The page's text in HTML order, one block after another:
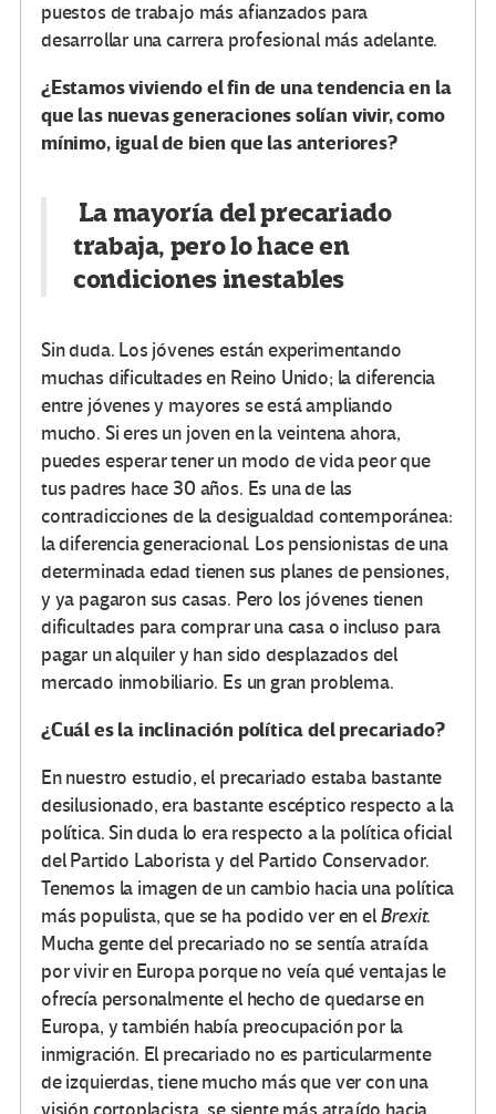
puestos de trabajo más afianzados para
desarrollar una carrera profesional más adelante.
¿Estamos viviendo el fin de una tendencia en la
que las nuevas generaciones solían vivir, como
mínimo, igual de bien que las anteriores?
La mayoría del precariado
trabaja, pero lo hace en
condiciones inestables
Sin duda. Los jóvenes están experimentando
muchas dificultades en Reino Unido; la diferencia
entre jóvenes y mayores se está ampliando
mucho. Si eres un joven en la veintena ahora,
puedes esperar tener un modo de vida peor que
tus padres hace 30 años. Es una de las
contradicciones de la desigualdad contemporánea:
la diferencia generacional. Los pensionistas de una
determinada edad tienen sus planes de pensiones,
y ya pagaron sus casas. Pero los jóvenes tienen
dificultades para comprar una casa o incluso para
pagar un alquiler y han sido desplazados del
mercado inmobiliario. Es un gran problema.
¿Cuál es la inclinación política del precariado?
En nuestro estudio, el precariado estaba bastante
desilusionado, era bastante escéptico respecto a la
política. Sin duda lo era respecto a la política oficial
del Partido Laborista y del Partido Conservador.
Tenemos la imagen de un cambio hacia una política
más populista, que se ha podido ver en elBrexit.
Mucha gente del precariado no se sentía atraída
por vivir en Europa porque no veía qué ventajas le
ofrecía personalmente el hecho de quedarse en
Europa, y también había preocupación por la
inmigración. El precariado no es particularmente
de izquierdas, tiene mucho más que ver con una